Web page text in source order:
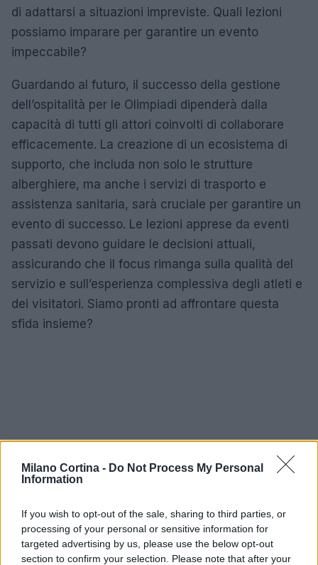
Milano Cortina - Do Not Process My Personal
Information
If you wish to opt-out of the sale, sharing to third parties, or
processing of your personal or sensitive information for
targeted advertising by us, please use the below opt-out
section to confirm your selection. Please note that after your
di adattarsi a situazioni impreviste. Quali lezioni
possiamo imparare per garantire un evento
impeccabile?
Guardando al futuro, il successo della gestione
dell’ospitalità per le Olimpiadi dipenderà dalla
capacità di tutti gli attori coinvolti di collaborare
efficacemente. La creazione di un ecosistema di
supporto, che includa non solo le strutture
alberghiere, ma anche i servizi di trasporto e
assistenza sanitaria, sarà cruciale per garantire un
evento di successo. Le lezioni apprese da eventi
passati devono guidare le decisioni attuali,
assicurando che il focus rimanga sulla qualità del
servizio e sull’esperienza complessiva degli atleti e
dei visitatori. Siamo pronti ad affrontare questa
sfida insieme?